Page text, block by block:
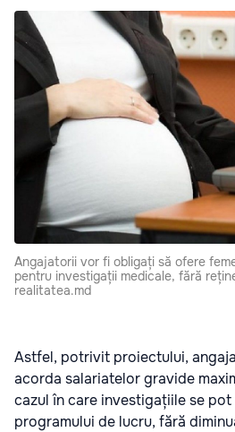
Angajatorii vor fi obligați să ofere
pentru investigații medicale, fără
realitatea.md
Astfel, potrivit proiectului,
acorda salariatelor gravide
cazul în care investigațiile se
programului de lucru, fără